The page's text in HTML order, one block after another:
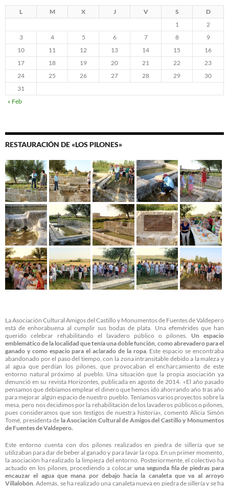
L M X J V S
D
1
2
3
4 5 6 7 8
9
10
11 12 13 14 15
16
17
18 19 20 21 22
23
24
25 26 27 28 29
30
31
« Feb
RESTAURACIÓN DE «LOS PILONES»
La Asociación Cultural Amigos del Castillo y Monumentos de Fuentes de Valdepero
está de enhorabuena al cumplir sus bodas de plata. Una efemérides que han
querido celebrar rehabilitando el lavadero público o pilones. Un espacio
emblemático de la localidad que tenía una doble función, como abrevadero para el
ganado y como espacio para el aclarado de la ropa. Este espacio se encontraba
abandonado por el paso del tiempo, con la zona intransitable debido a la maleza y
al agua que perdían los pilones, que provocaban el encharcamiento de este
entorno natural próximo al pueblo. Una situación que la propia asociación ya
denunció en su revista Horizontes, publicada en agosto de 2014. «El año pasado
pensamos que debíamos emplear el dinero que hemos ido ahorrando año tras año
para mejorar algún espacio de nuestro pueblo. Teníamos varios proyectos sobre la
mesa, pero nos decidimos por la rehabilitación de los lavaderos públicos o pilones,
pues consideramos que son testigos de nuestra historia», comentó Alicia Simón
Tomé, presidenta de la Asociación Cultural de Amigos del Castillo y Monumentos
de Fuentes de Valdepero.
Este entorno cuenta con dos pilones realizados en piedra de sillería que se
utilizaban para dar de beber al ganado y para lavar la ropa. En un primer momento,
la asociación ha realizado la limpieza del entorno. Posteriormente, el colectivo ha
actuado en los pilones, procediendo a colocar una segunda fila de piedras para
encauzar el agua que mana por debajo hacia la canaleta que va al arroyo
Villalobón . Además, se ha realizado una canaleta nueva en piedra de sillería y se ha